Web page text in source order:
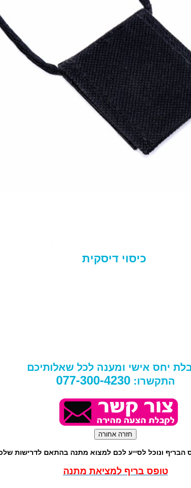
כיסוי דיסקית
יחס אישי ומענה לכל שאלותיכם
התקשרו: 077-300-4230
הבריף ונוכל לסייע לכם למצוא מתנה בהתאם לדרישות
טופס בריף למציאת מתנה